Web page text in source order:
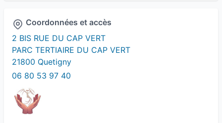
Coordonnées et accès
2 BIS RUE DU CAP VERT
PARC TERTIAIRE DU CAP VERT
21800 Quetigny
06 80 53 97 40